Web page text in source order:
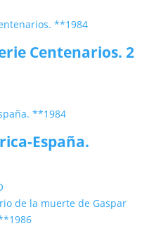
Centenarios. 2
España.